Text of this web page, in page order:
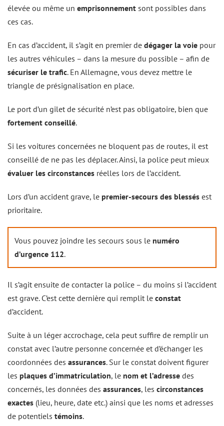
élevée ou même un emprisonnement sont possibles dans
ces cas.
En cas d’accident, il s’agit en premier de dégager la voie pour
les autres véhicules – dans la mesure du possible – afin de
sécuriser le trafic. En Allemagne, vous devez mettre le
triangle de présignalisation en place.
Le port d’un gilet de sécurité n’est pas obligatoire, bien que
fortement conseillé.
Si les voitures concernées ne bloquent pas de routes, il est
conseillé de ne pas les déplacer. Ainsi, la police peut mieux
évaluer les circonstances réelles lors de l’accident.
Lors d’un accident grave, le premier-secours des blessés est
prioritaire.
Vous pouvez joindre les secours sous le numéro
d’urgence 112.
Il s’agit ensuite de contacter la police – du moins si l’accident
est grave. C’est cette dernière qui remplit le constat
d’accident.
Suite à un léger accrochage, cela peut suffire de remplir un
constat avec l’autre personne concernée et d’échanger les
coordonnées des assurances. Sur le constat doivent figurer
les plaques d’immatriculation, le nom et l’adresse des
concernés, les données des assurances, les circonstances
exactes (lieu, heure, date etc.) ainsi que les noms et adresses
de potentiels témoins.